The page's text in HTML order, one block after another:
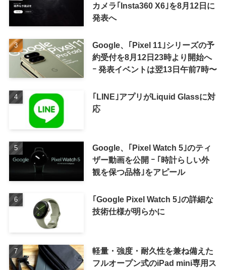
カメラ｢Insta360 X6｣を8月12日に
発表へ
Google、｢Pixel 11｣シリーズの予
約受付を8月12日23時より開始へ
ｰ 発表イベントは翌13日午前7時〜
｢LINE｣アプリがLiquid Glassに対
応
Google、｢Pixel Watch 5｣のティ
ザー動画を公開 ｰ ｢時計らしい外
観を保つ品格｣をアピール
｢Google Pixel Watch 5｣の詳細な
技術仕様が明らかに
軽量・強度・耐久性を兼ね備えた
フルオープン式のiPad mini専用ス